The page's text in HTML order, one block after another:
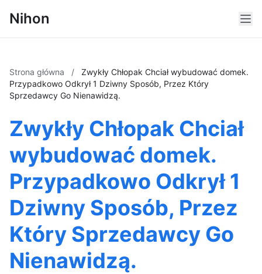
Nihon
Strona główna /
Zwykły Chłopak Chciał wybudować domek.
Przypadkowo Odkrył 1 Dziwny Sposób, Przez Który
Sprzedawcy Go Nienawidzą.
Zwykły Chłopak Chciał
wybudować domek.
Przypadkowo Odkrył 1
Dziwny Sposób, Przez
Który Sprzedawcy Go
Nienawidzą.